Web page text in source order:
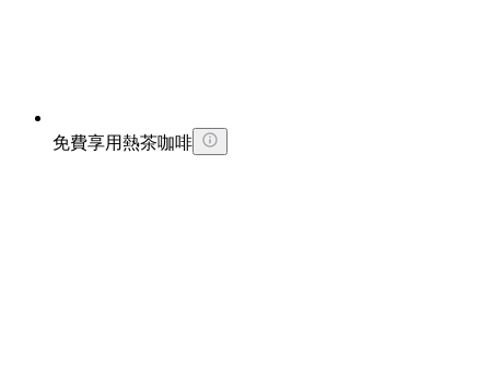
免費享用熱茶咖啡